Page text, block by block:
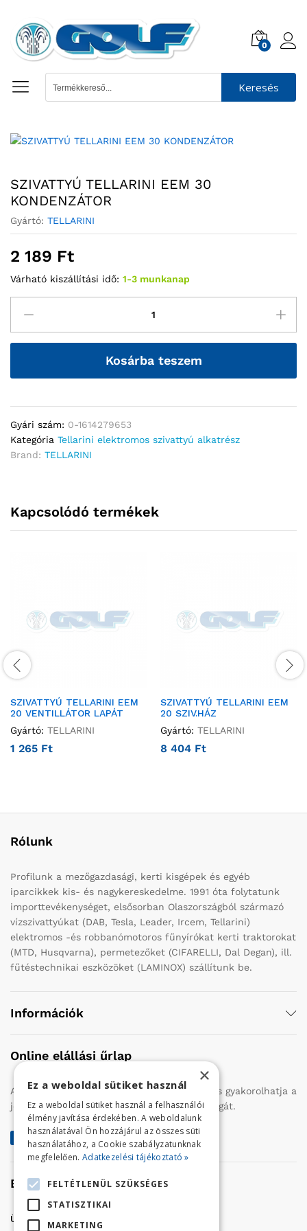
0
Keresés
SZIVATTYÚ TELLARINI EEM 30
KONDENZÁTOR
Gyártó: TELLARINI
2 189 Ft
Várható kiszállítási idő: 1-3 munkanap
Kosárba teszem
Gyári szám: 0-1614279653
Kategória Tellarini elektromos szivattyú alkatrész
Brand: TELLARINI
Kapcsolódó termékek
SZIVATTYÚ TELLARINI EEM
20 VENTILLÁTOR LAPÁT
Gyártó: TELLARINI
1 265 Ft
SZIVATTYÚ TELLARINI EEM
20 SZIV.HÁZ
Gyártó: TELLARINI
8 404 Ft
Rólunk
Profilunk a mezőgazdasági, kerti kisgépek és egyéb
iparcikkek kis- és nagykereskedelme. 1991 óta folytatunk
importtevékenységet, elsősorban Olaszországból származó
vízszivattyúkat (DAB, Tesla, Leader, Ircem, Tellarini)
elektromos -és robbanómotoros fűnyírókat kerti traktorokat
(MTD, Husqvarna), permetezőket (CIFARELLI, Dal Degan), ill.
fűtéstechnikai eszközöket (LAMINOX) szállítunk be.
Információk
Online elállási űrlap
Az alábbi gombra kattintva Ön online úton is gyakorolhatja a
jogszabályban biztosított 14 napos elállási jogát.
Elérhetőség
Üzletünk címe:
×
Ez a weboldal sütiket használ
Ez a weboldal sütiket használ a felhasználói
élmény javítása érdekében. A weboldalunk
használatával Ön hozzájárul az összes süti
használatához, a Cookie szabályzatunknak
megfelelően. Adatkezelési tájékoztató »
FELTÉTLENÜL SZÜKSÉGES
STATISZTIKAI
MARKETING